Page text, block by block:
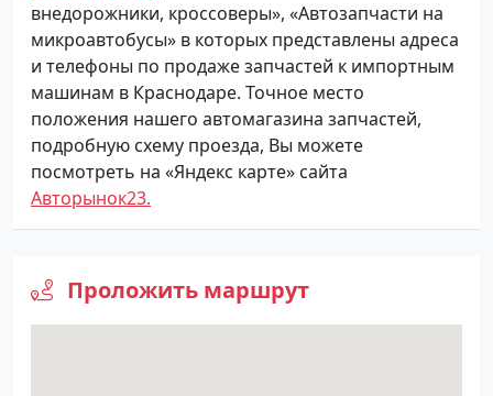
внедорожники, кроссоверы», «Автозапчасти на
микроавтобусы» в которых представлены адреса
и телефоны по продаже запчастей к импортным
машинам в Краснодаре. Точное место
положения нашего автомагазина запчастей,
подробную схему проезда, Вы можете
посмотреть на «Яндекс карте» сайта
Авторынок23.
Проложить маршрут